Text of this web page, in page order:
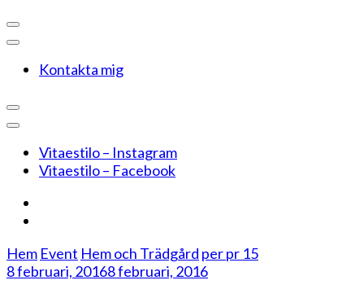
Kontakta mig
Vitaestilo – Instagram
Vitaestilo – Facebook
Hem Event Hem och Trädgård per pr 15
8 februari, 20168 februari, 2016